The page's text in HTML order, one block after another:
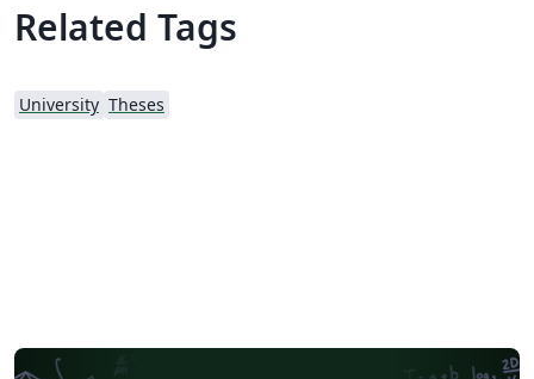
Related Tags
University Theses